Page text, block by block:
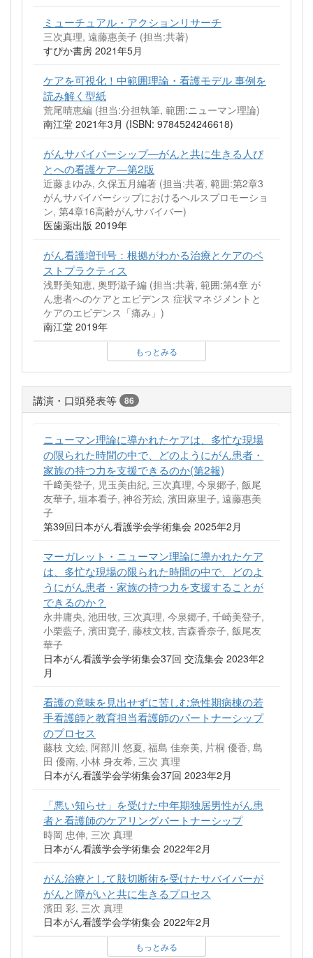
ミューチュアル・アクションリサーチ
三次真理, 遠藤惠美子 (担当:共著)
すぴか書房 2021年5月
ケアを可視化！中範囲理論・看護モデル 事例を
読み解く型紙
荒尾晴恵編 (担当:分担執筆, 範囲:ニューマン理論)
南江堂 2021年3月 (ISBN: 9784524246618)
がんサバイバーシップ―がんと共に生きる人び
とへの看護ケア―第2版
近藤まゆみ, 久保五月編著 (担当:共著, 範囲:第2章3
がんサバイバーシップにおけるヘルスプロモーショ
ン, 第4章16高齢がんサバイバー)
医歯薬出版 2019年
がん看護増刊号：根拠がわかる治療とケアのベ
ストプラクティス
浅野美知恵, 奥野滋子編 (担当:共著, 範囲:第4章 が
ん患者へのケアとエビデンス 症状マネジメントと
ケアのエビデンス「痛み」)
南江堂 2019年
もっとみる
講演・口頭発表等 86
ニューマン理論に導かれたケアは、多忙な現場
の限られた時間の中で、どのようにがん患者・
家族の持つ力を支援できるのか(第2報)
千﨑美登子, 児玉美由紀, 三次真理, 今泉郷子, 飯尾
友華子, 垣本看子, 神谷芳絵, 濱田麻里子, 遠藤惠美
子
第39回日本がん看護学会学術集会 2025年2月
マーガレット・ニューマン理論に導かれたケア
は、多忙な現場の限られた時間の中で、どのよ
うにがん患者・家族の持つ力を支援することが
できるのか？
永井庸央, 池田牧, 三次真理, 今泉郷子, 千崎美登子,
小栗藍子, 濱田寛子, 藤枝文枝, 吉森香奈子, 飯尾友
華子
日本がん看護学会学術集会37回 交流集会 2023年2
月
看護の意味を見出せずに苦しむ急性期病棟の若
手看護師と教育担当看護師のパートナーシップ
のプロセス
藤枝 文絵, 阿部川 悠夏, 福島 佳奈美, 片桐 優香, 島
田 優南, 小林 身友希, 三次 真理
日本がん看護学会学術集会37回 2023年2月
「悪い知らせ」を受けた中年期独居男性がん患
者と看護師のケアリングパートナーシップ
時岡 忠伸, 三次 真理
日本がん看護学会学術集会 2022年2月
がん治療として肢切断術を受けたサバイバーが
がんと障がいと共に生きるプロセス
濱田 彩, 三次 真理
日本がん看護学会学術集会 2022年2月
もっとみる